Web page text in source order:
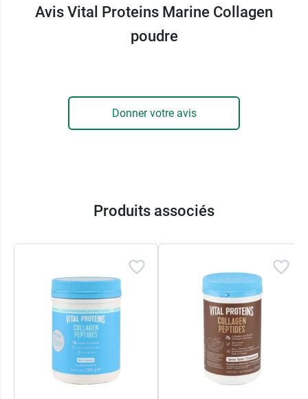
Avis Vital Proteins Marine Collagen
poudre
Donner votre avis
Produits associés